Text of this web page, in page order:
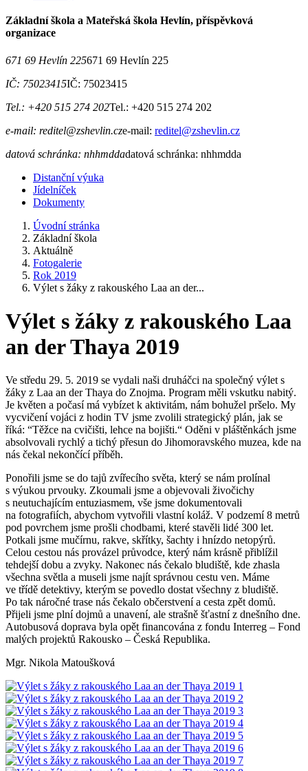
Základní škola a Mateřská škola Hevlín, příspěvková
organizace
671 69 Hevlín 225671 69 Hevlín 225
IČ: 75023415IČ: 75023415
Tel.: +420 515 274 202Tel.: +420 515 274 202
e-mail: reditel@zshevlin.cze-mail: reditel@zshevlin.cz
datová schránka: nhhmddadatová schránka: nhhmdda
Distanční výuka
Jídelníček
Dokumenty
Úvodní stránka
Základní škola
Aktuálně
Fotogalerie
Rok 2019
Výlet s žáky z rakouského Laa an der...
Výlet s žáky z rakouského Laa
an der Thaya 2019
Ve středu 29. 5. 2019 se vydali naši druháčci na společný výlet s
žáky z Laa an der Thaya do Znojma. Program měli vskutku nabitý.
Je květen a počasí má vybízet k aktivitám, nám bohužel pršelo. My
vycvičení vojáci z hodin TV jsme zvolili strategický plán, jak se
říká: “Těžce na cvičišti, lehce na bojišti.“ Oděni v pláštěnkách jsme
absolvovali rychlý a tichý přesun do Jihomoravského muzea, kde na
nás čekal nekončící příběh.
Ponořili jsme se do tajů zvířecího světa, který se nám prolínal
s výukou prvouky. Zkoumali jsme a objevovali živočichy
s neutuchajícím entuziasmem, vše jsme dokumentovali
na fotografiích, abychom vytvořili vlastní koláž. V podzemí 8 metrů
pod povrchem jsme prošli chodbami, které stavěli lidé 300 let.
Potkali jsme mučírnu, rakve, skřítky, šachty i hnízdo netopýrů.
Celou cestou nás provázel průvodce, který nám krásně přiblížil
tehdejší dobu a zvyky. Nakonec nás čekalo bludiště, kde zhasla
všechna světla a museli jsme najít správnou cestu ven. Máme
ve třídě detektivy, kterým se povedlo dostat všechny z bludiště.
Po tak náročné trase nás čekalo občerstvení a cesta zpět domů.
Přijeli jsme plní dojmů a unavení, ale strašně šťastní z dnešního dne.
Autobusová doprava byla opět financována z fondu Interreg – Fond
malých projektů Rakousko – Česká Republika.
Mgr. Nikola Matoušková